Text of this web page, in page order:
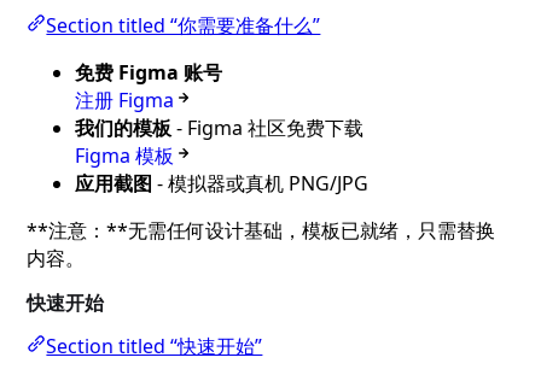
Section titled “你需要准备什么”
免费 Figma 账号
注册 Figma
我们的模板- Figma 社区免费下载
Figma 模板
应用截图 - 模拟器或真机 PNG/JPG
**注意：**无需任何设计基础，模板已就绪，只需替换
内容。
快速开始
Section titled “快速开始”